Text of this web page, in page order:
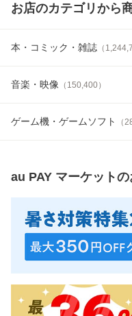
お店のカテゴリから
本・コミック・雑誌 （
音楽・映像 （ 150,400）
ゲーム機・ゲームソフト （
au PAY マーケットの